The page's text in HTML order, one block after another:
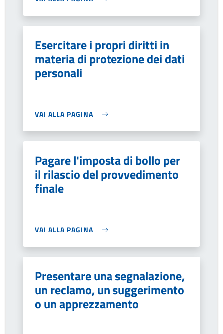
Esercitare i propri diritti in
materia di protezione dei dati
personali
VAI ALLA PAGINA
Pagare l'imposta di bollo per
il rilascio del provvedimento
finale
VAI ALLA PAGINA
Presentare una segnalazione,
un reclamo, un suggerimento
o un apprezzamento